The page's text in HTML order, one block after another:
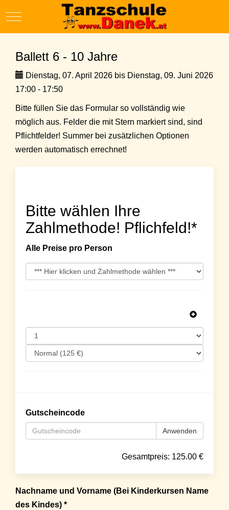
Mobile Menu Toggle
Ballett 6 - 10 Jahre
Dienstag, 07. April 2026 bis Dienstag, 09. Juni 2026
17:00 - 17:50
Bitte füllen Sie das Formular so vollständig wie
möglich aus. Felder die mit Stern markiert sind, sind
Pflichtfelder! Summer bei zusätzlichen Optionen
werden automatisch errechnet!
Bitte wählen Ihre
Zahlmethode! Pflichfeld!*
Alle Preise pro Person
Gutscheincode
Anwenden
Gesamtpreis: 125.00 €
Nachname und Vorname (Bei Kinderkursen Name
des Kindes) *